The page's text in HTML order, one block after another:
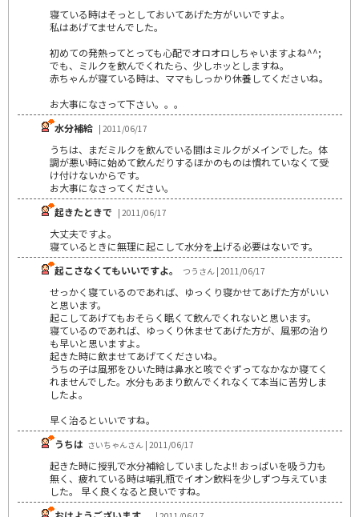
寝ている時はそっとしておいてあげた方がいいですよ。
私はあげてませんでした。
初めての発熱ってとっても心配でオロオロしちゃいますよね^^;
でも、ミルクを飲んでくれたら、少しホッとしますね。
赤ちゃんが寝ている時は、ママもしっかり休養してくださいね。
お大事になさって下さい。。。
水分補給 | 2011/06/17
うちは、まだミルクを飲んでいる間はミルクがメインでした。体
調が悪い時に始めて飲んだりするほかのものは慣れていなくて受
け付けないからです。
お大事になさってください。
起きたときで | 2011/06/17
大丈夫ですよ。
寝ているときに無理に起こして水分を上げる必要はないです。
起こさなくてもいいですよ。
つうさん | 2011/06/17
せっかく寝ているのであれば、ゆっくり寝かせてあげた方がいい
と思います。
起こしてあげてもおそらく眠くて飲んでくれないと思います。
寝ているのであれば、ゆっくり休ませてあげた方が、風邪の治り
も早いと思いますよ。
起きた時に飲ませてあげてくださいね。
うちの子は風邪をひいた時は鼻水と咳でぐずってなかなか寝てく
れませんでした。水分もあまり飲んでくれなくて本当に苦労しま
したよ。
早く治るといいですね。
うちは さいちゃんさん | 2011/06/17
起きた時に授乳で水分補給していましたよ!! おっぱいを吸う力も
無く、疲れている時は哺乳瓶でイオン飲料を少しずつ与えていま
した。 早く良くなると良いですね。